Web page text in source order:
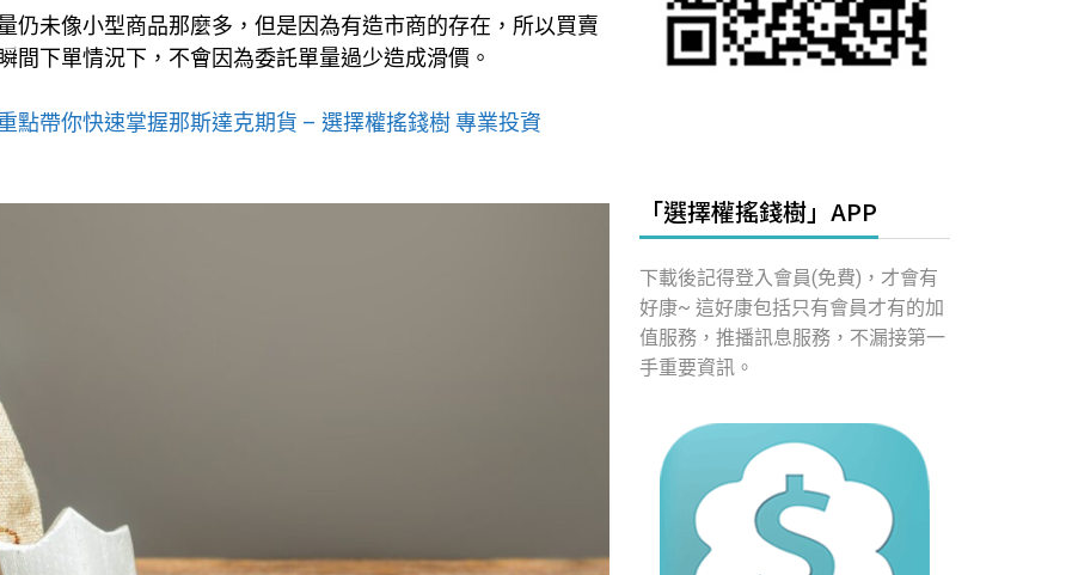
仍未像小型商品那麼多，但是因為有造市商的存在，所以買賣
間下單情況下，不會因為委託單量過少造成滑價。
點帶你快速掌握那斯達克期貨 – 選擇權搖錢樹 專業投資
「選擇權搖錢樹」APP
下載後記得登入會員(免費)，才會有
好康~ 這好康包括只有會員才有的加
值服務，推播訊息服務，不漏接第一
手重要資訊。